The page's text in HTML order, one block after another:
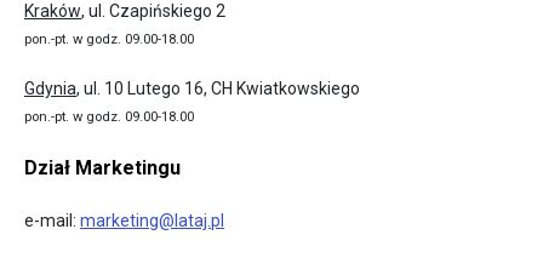
Kraków, ul. Czapińskiego 2
pon.-pt. w godz. 09.00-18.00
Gdynia, ul. 10 Lutego 16, CH Kwiatkowskiego
pon.-pt. w godz. 09.00-18.00
Dział Marketingu
e-mail: marketing@lataj.pl